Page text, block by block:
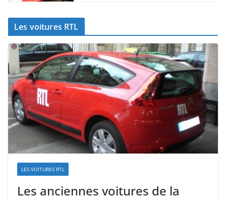
Les voitures RTL
LES VOITURES RTL
Les anciennes voitures de la